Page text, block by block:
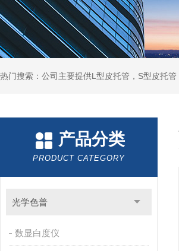
产品分类
PRODUCT CATEGORY
光学色普
数显白度仪